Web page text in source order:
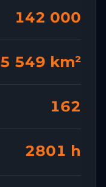
142 000
5 549 km²
162
2801 h